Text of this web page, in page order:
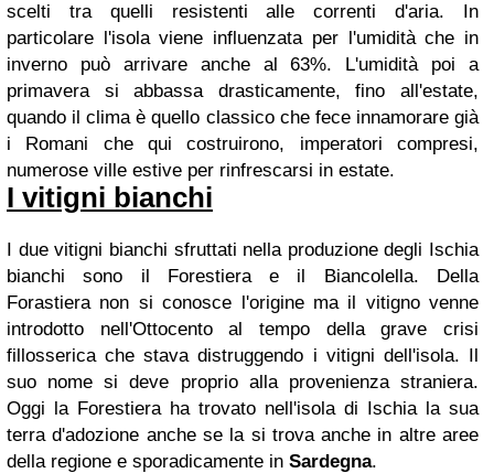
scelti tra quelli resistenti alle correnti d'aria. In
particolare l'isola viene influenzata per l'umidità che in
inverno può arrivare anche al 63%. L'umidità poi a
primavera si abbassa drasticamente, fino all'estate,
quando il clima è quello classico che fece innamorare già
i Romani che qui costruirono, imperatori compresi,
numerose ville estive per rinfrescarsi in estate.
I vitigni bianchi
I due vitigni bianchi sfruttati nella produzione degli Ischia
bianchi sono il Forestiera e il Biancolella. Della
Forastiera non si conosce l'origine ma il vitigno venne
introdotto nell'Ottocento al tempo della grave crisi
fillosserica che stava distruggendo i vitigni dell'isola. Il
suo nome si deve proprio alla provenienza straniera.
Oggi la Forestiera ha trovato nell'isola di Ischia la sua
terra d'adozione anche se la si trova anche in altre aree
della regione e sporadicamente in Sardegna.